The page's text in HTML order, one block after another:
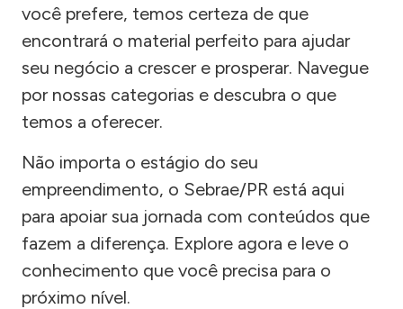
você prefere, temos certeza de que
encontrará o material perfeito para ajudar
seu negócio a crescer e prosperar. Navegue
por nossas categorias e descubra o que
temos a oferecer.
Não importa o estágio do seu
empreendimento, o Sebrae/PR está aqui
para apoiar sua jornada com conteúdos que
fazem a diferença. Explore agora e leve o
conhecimento que você precisa para o
próximo nível.